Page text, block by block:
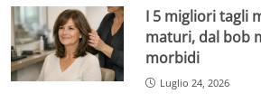
I 5 migliori tagli
maturi, dal bob
morbidi
Luglio 24, 2026